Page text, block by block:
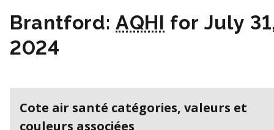
Brantford:AQHI for July
2024
Cote air santé catégories, valeurs et
couleurs associées